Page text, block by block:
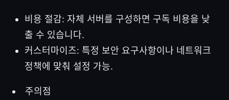
비용 절감: 자체 서버를 구성하면 구독 비용을 낮
출 수 있습니다.
커스터마이즈: 특정 보안 요구사항이나 네트워크
정책에 맞춰 설정 가능.
주의점